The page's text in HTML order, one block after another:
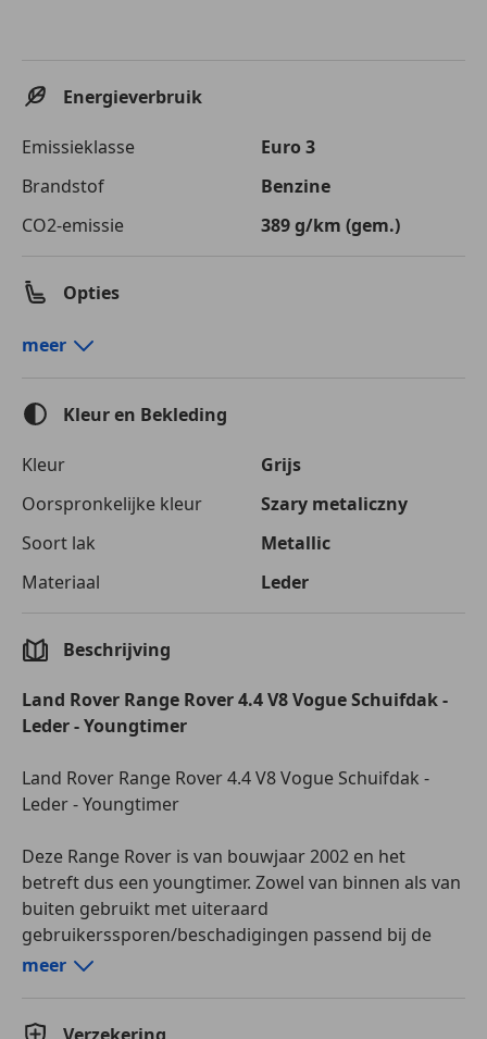
Energieverbruik
Emissieklasse
Euro 3
Brandstof
Benzine
CO2-emissie
389 g/km (gem.)
Opties
Comfort en gemak
Armsteun
Elektrisch verstelbare buitenspiegels
Elektrische stoelverstelling
Getinte ramen
Lederen stuurwiel
Multifunctioneel stuurwiel
Navigatiesysteem
Open dak
Panorama dak
Verwarming zetels achter
Entertainment en Media
CD
Radio
Televisie
Veiligheid en beveiliging
meer
Kleur en Bekleding
Kleur
Grijs
Oorspronkelijke kleur
Szary metaliczny
Soort lak
Metallic
Materiaal
Leder
Beschrijving
Land Rover Range Rover 4.4 V8 Vogue Schuifdak -
Leder - Youngtimer
Land Rover Range Rover 4.4 V8 Vogue Schuifdak -
Leder - Youngtimer
Deze Range Rover is van bouwjaar 2002 en het
betreft dus een youngtimer. Zowel van binnen als van
buiten gebruikt met uiteraard
gebruikerssporen/beschadigingen passend bij de
leeftijd en kilometerstand. De auto heeft werk, staat
meer
Verzekering